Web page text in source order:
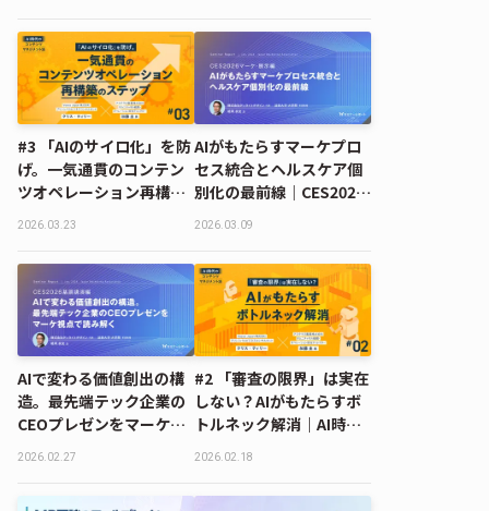
に効く一冊 #03
#3 「AIのサイロ化」を防
げ。一気通貫のコンテン
ツオペレーション再構築
のステップ｜AI時代のコ
2026.03.23
AIがもたらすマーケプロ
セス統合とヘルスケア個
別化の最前線｜CES2026
マーケ・展示編
2026.03.09
AIで変わる価値創出の構
造。最先端テック企業の
CEOプレゼンをマーケ視
点で読み解く｜CES2026
2026.02.27
#2 「審査の限界」は実在
しない？AIがもたらすボ
トルネック解消｜AI時代
のコンテンツマネジメン
2026.02.18